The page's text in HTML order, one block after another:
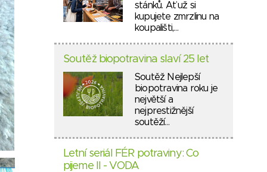
stánků. Ať už si
kupujete zmrzlinu na
koupališti,…
Soutěž biopotravina slaví 25 let
Soutěž Nejlepší
biopotravina roku je
největší a
nejprestižnější
soutěží…
Letní seriál FÉR potraviny: Co
pijeme II - VODA